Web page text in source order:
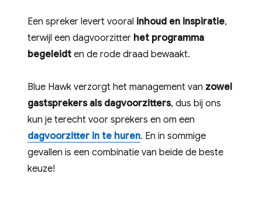
Een spreker levert vooral inhoud en inspiratie,
terwijl een dagvoorzitter het programma
begeleidt en de rode draad bewaakt.
Blue Hawk verzorgt het management van zowel
gastsprekers als dagvoorzitters, dus bij ons
kun je terecht voor sprekers en om een
dagvoorzitter in te huren. En in sommige
gevallen is een combinatie van beide de beste
keuze!